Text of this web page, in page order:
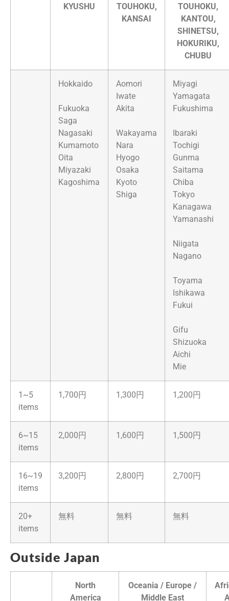
KYUSHU
TOUHOKU,
KANSAI
TOUHOKU,
KANTOU,
SHINETSU,
HOKURIKU,
CHUBU
Hokkaido
Fukuoka
Saga
Nagasaki
Kumamoto
Oita
Miyazaki
Kagoshima
Aomori
Iwate
Akita
Wakayama
Nara
Hyogo
Osaka
Kyoto
Shiga
Miyagi
Yamagata
Fukushima
Ibaraki
Tochigi
Gunma
Saitama
Chiba
Tokyo
Kanagawa
Yamanashi
Niigata
Nagano
Toyama
Ishikawa
Fukui
Gifu
Shizuoka
Aichi
Mie
1~5
items
1,700円 1,300円 1,200円
6~15
items
2,000円 1,600円 1,500円
16~19
items
3,200円 2,800円 2,700円
20+
items
無料 無料 無料
Outside Japan
North
America
Oceania / Europe /
Middle East